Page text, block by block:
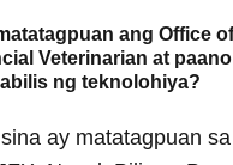
ang Office
Veterinarian at
ng teknolohiya?
ay matatagpuan sa